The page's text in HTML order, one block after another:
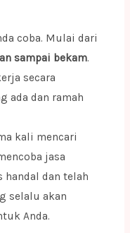
coba. Mulai dari
sampai bekam.
secara
ada dan ramah
kali mencari
jasa
handal dan telah
selalu akan
Anda.